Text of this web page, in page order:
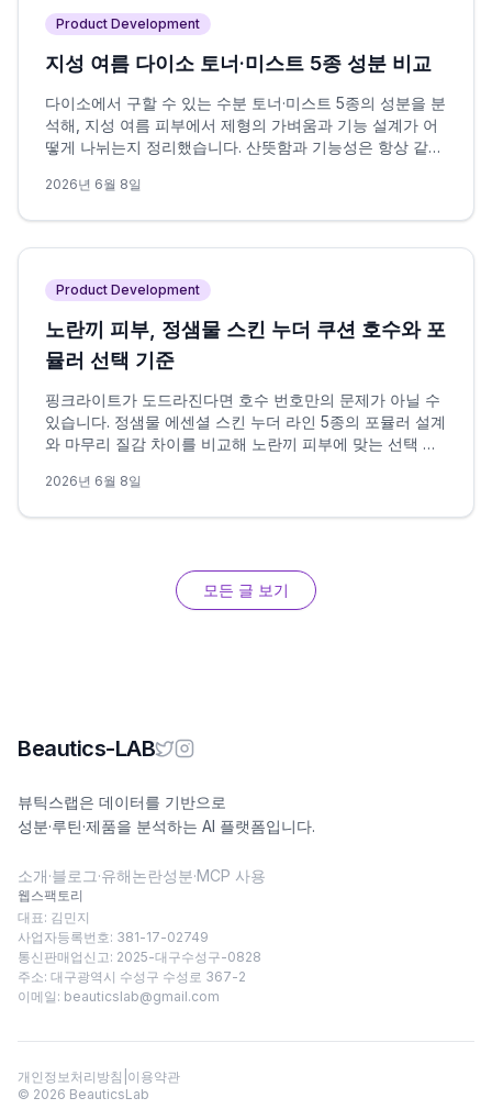
Product Development
지성 여름 다이소 토너·미스트 5종 성분 비교
다이소에서 구할 수 있는 수분 토너·미스트 5종의 성분을 분
석해, 지성 여름 피부에서 제형의 가벼움과 기능 설계가 어
떻게 나뉘는지 정리했습니다. 산뜻함과 기능성은 항상 같은
다.
2026년 6월 8일
Product Development
노란끼 피부, 정샘물 스킨 누더 쿠션 호수와 포
뮬러 선택 기준
핑크라이트가 도드라진다면 호수 번호만의 문제가 아닐 수
있습니다. 정샘물 에센셜 스킨 누더 라인 5종의 포뮬러 설계
와 마무리 질감 차이를 비교해 노란끼 피부에 맞는 선택 조
2026년 6월 8일
모든 글 보기
Beautics-LAB
뷰틱스랩은 데이터를 기반으로
성분·루틴·제품을 분석하는 AI 플랫폼입니다.
소개·블로그·유해논란성분·MCP 사용
웹스팩토리
대표: 김민지
사업자등록번호: 381-17-02749
통신판매업신고: 2025-대구수성구-0828
주소: 대구광역시 수성구 수성로 367-2
이메일: beauticslab@gmail.com
개인정보처리방침 이용약관
© 2026 BeauticsLab